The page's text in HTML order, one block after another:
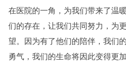
在医院的一角，为我们带来了温
们的存在，让我们共同努力，为
望。因为有了他们的陪伴，我们
勇气，我们的生命将因此变得更